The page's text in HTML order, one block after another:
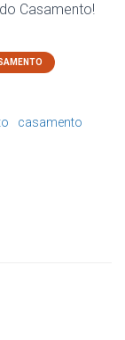
Casamento!
casamento